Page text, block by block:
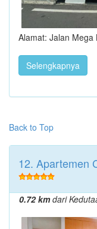
Alamat: Jalan
Selengkapnya
Back to Top
12. Apartemen
0.72 kmdari